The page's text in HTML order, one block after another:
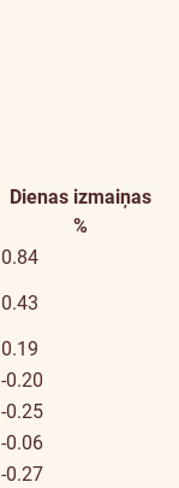
Dienas izmaiņas
%
0.84
0.43
0.19
-0.20
-0.25
-0.06
-0.27